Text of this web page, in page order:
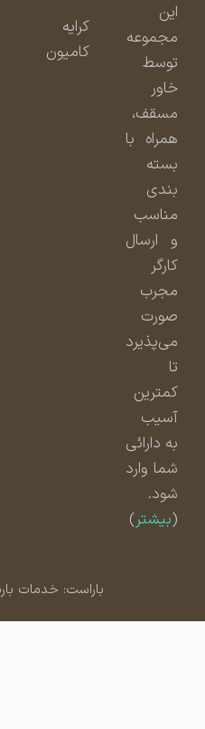
مجموعه
توسط
مسقف،
همراه با
بسته
بندی
مناسب
و ارسال
مجرب
صورت
می‌پذیرد
کمترین
آسیب
به دارائی
شما وارد
شود.
بیشتر)
کامیون
باراست: خدمات